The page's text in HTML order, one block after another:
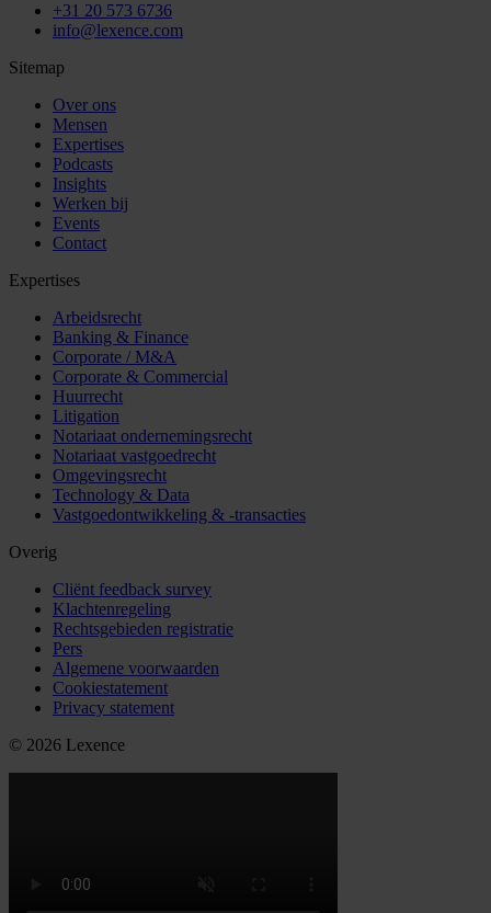
+31 20 573 6736
info@lexence.com
Sitemap
Over ons
Mensen
Expertises
Podcasts
Insights
Werken bij
Events
Contact
Expertises
Arbeidsrecht
Banking & Finance
Corporate / M&A
Corporate & Commercial
Huurrecht
Litigation
Notariaat ondernemingsrecht
Notariaat vastgoedrecht
Omgevingsrecht
Technology & Data
Vastgoedontwikkeling & -transacties
Overig
Cliënt feedback survey
Klachtenregeling
Rechtsgebieden registratie
Pers
Algemene voorwaarden
Cookiestatement
Privacy statement
© 2026 Lexence